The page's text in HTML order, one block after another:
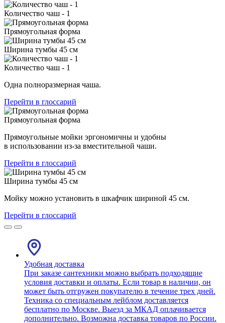
Количество чаш - 1
Прямоугольная форма
Ширина тумбы 45 см
Количество чаш - 1
Одна полноразмерная чаша.
Перейти в глоссарий
Прямоугольная форма
Прямоугольные мойки эргономичны и удобны
в использовании из-за вместительной чаши.
Перейти в глоссарий
Ширина тумбы 45 см
Мойку можно установить в шкафчик шириной 45 см.
Перейти в глоссарий
Удобная доставка
При заказе сантехники можно выбрать подходящие
условия доставки и оплаты. Если товар в наличии, он
может быть отгружен покупателю в течение трех дней.
Техника со специальным лейблом доставляется
бесплатно по Москве. Выезд за МКАД оплачивается
дополнительно. Возможна доставка товаров по России.